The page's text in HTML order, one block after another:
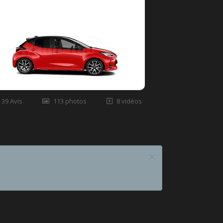
39 Avis 113 photos 8 vidéos
×